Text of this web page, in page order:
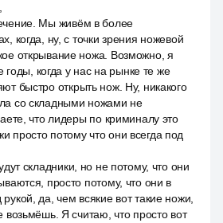
Мы живём в более
когда, ну, с точки зрения ножевой
открывание ножа. Возможно, я
годы, когда у нас на рынке те же
быстро открыть нож. Ну, никакого
со складными ножами не
что лидеры по криминалу это
просто потому что они всегда под
складники, но не потому, что они
просто потому, что они в
да, чем всякие вот такие ножи,
возьмёшь. Я считаю, что просто вот